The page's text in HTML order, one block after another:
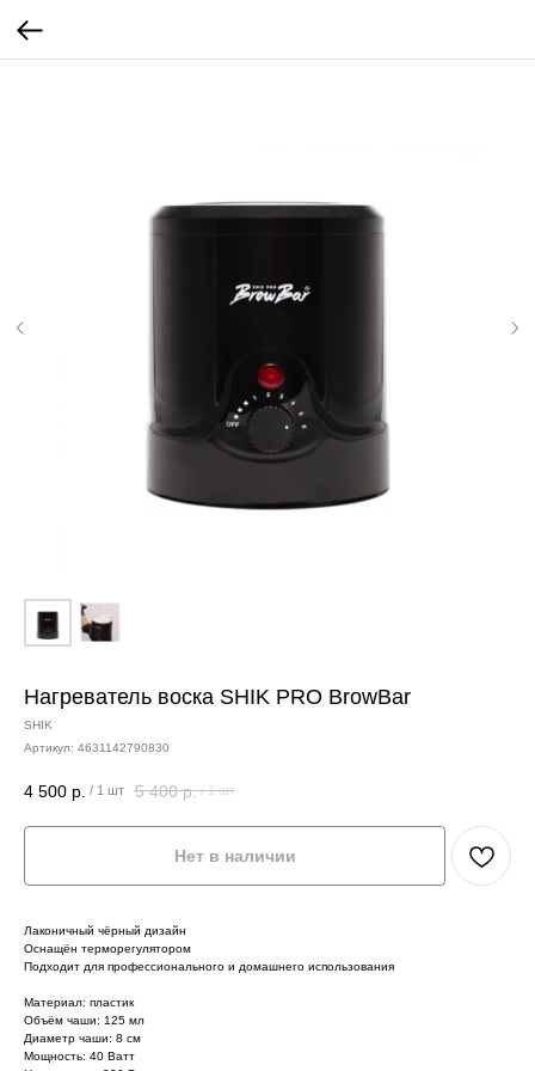
Нагреватель воска SHIK PRO BrowBar
SHIK
Артикул: 4631142790830
4 500 р. / 1 шт 5 400 р. / 1 шт
Нет в наличии
Лаконичный чёрный дизайн
Оснащён терморегулятором
Подходит для профессионального и домашнего использования
Материал: пластик
Объём чаши: 125 мл
Диаметр чаши: 8 см
Мощность: 40 Ватт